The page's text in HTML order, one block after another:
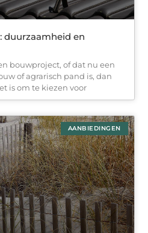
duurzaamheid en
bouwproject, of dat nu een
of agrarisch pand is, dan
is om te kiezen voor
AANBIEDINGEN